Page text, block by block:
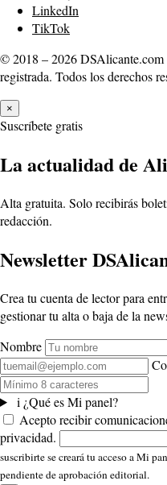
LinkedIn
TikTok
© 2018 – 2026
registrada. Todos los derechos
×
Suscríbete gratis
La actualidad de
Alta gratuita. Solo recibirás
redacción.
Newsletter
Crea tu cuenta de lector para
gestionar tu alta o baja de la
Nombre
i ¿Qué es Mi panel?
Acepto recibir
privacidad.
suscribirte se creará tu acceso a Mi
pendiente de aprobación editorial.